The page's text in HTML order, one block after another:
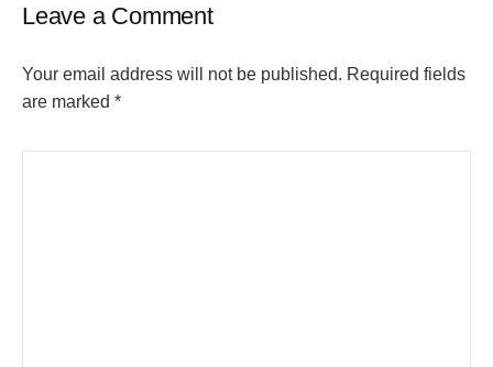
Leave a Comment
Your email address will not be published. Required fields
are marked *